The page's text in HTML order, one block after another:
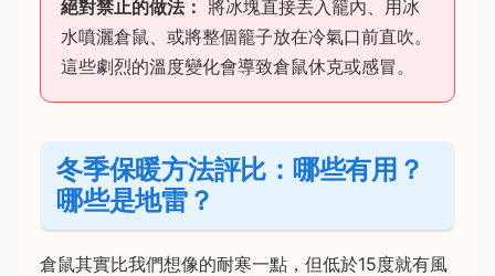
絕對禁止的做法： 將冰塊直接丟入籠內、用冰
水噴灑倉鼠、或將整個籠子放在冷氣口前直吹。
這些劇烈的溫度變化會導致倉鼠休克或感冒。
冬季保暖方法評比：哪些有用？
哪些是地雷？
倉鼠其實比我們想像的耐寒一點，但低於15度就有風